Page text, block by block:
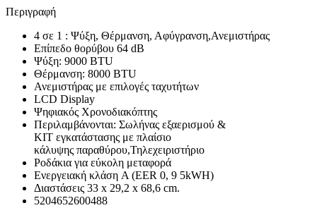
Περιγραφή
4 σε 1 : Ψύξη, Θέρμανση, Αφύγρανση,Ανεμιστήρας
Επίπεδο θορύβου 64 dB
Ψύξη: 9000 BTU
Θέρμανση: 8000 BTU
Ανεμιστήρας με επιλογές ταχυτήτων
LCD Display
Ψηφιακός Χρονoδιακόπτης
Περιλαμβάνονται: Σωλήνας εξαερισμού &
ΚΙΤ εγκατάστασης με πλαίσιο
κάλυψης παραθύρου,Τηλεχειριστήριο
Ροδάκια για εύκολη μεταφορά
Ενεργειακή κλάση A (EER 0, 9 5kWH)
Διαστάσεις 33 x 29,2 x 68,6 cm.
5204652600488